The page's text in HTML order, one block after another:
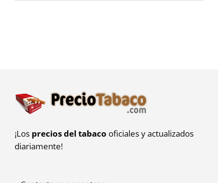
¡Los precios del tabaco oficiales y actualizados
diariamente!